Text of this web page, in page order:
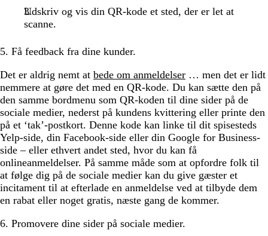
Udskriv og vis din QR-kode et sted, der er let at
scanne.
5. Få feedback fra dine kunder.
Det er aldrig nemt at bede om anmeldelser … men det er lidt
nemmere at gøre det med en QR-kode. Du kan sætte den på
den samme bordmenu som QR-koden til dine sider på de
sociale medier, nederst på kundens kvittering eller printe den
på et ‘tak’-postkort. Denne kode kan linke til dit spisesteds
Yelp-side, din Facebook-side eller din Google for Business-
side – eller ethvert andet sted, hvor du kan få
onlineanmeldelser. På samme måde som at opfordre folk til
at følge dig på de sociale medier kan du give gæster et
incitament til at efterlade en anmeldelse ved at tilbyde dem
en rabat eller noget gratis, næste gang de kommer.
6. Promovere dine sider på sociale medier.